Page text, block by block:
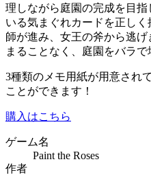
理しながら庭園の完成を目
いる気まぐれカードを正し
師が進み、女王の斧から逃
まることなく、庭園をバラで
3種類のメモ用紙が用意され
ことができます！
購入はこちら
ゲーム名
Paint the Roses
作者